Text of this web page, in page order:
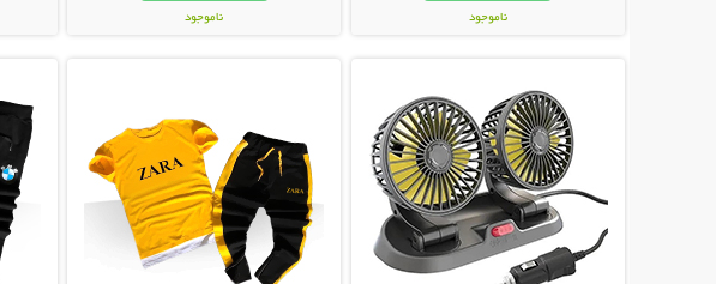
ناموجود
ناموجود